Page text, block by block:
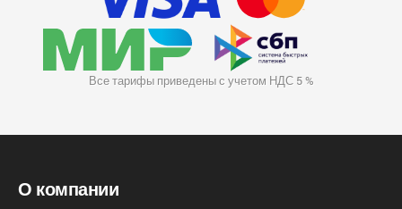
Все тарифы приведены с учетом НДС 5 %
О компании